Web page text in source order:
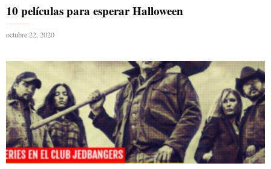
10 películas para esperar Halloween
octubre 22, 2020